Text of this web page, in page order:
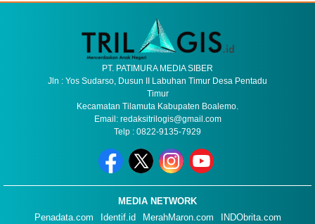
PT. PATIMURA MEDIA SIBER
Jln : Yos Sudarso, Dusun II Labuhan Timur Desa Pentadu
Timur
Kecamatan Tilamuta Kabupaten Boalemo.
Email: redaksitrilogis@gmail.com
Telp : 0822-9135-7929
MEDIA NETWORK
Penadata.com
Identif.id MerahMaron.com
INDObrita.com